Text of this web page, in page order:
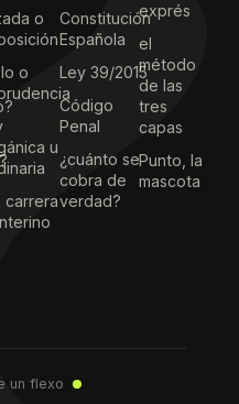
o
o
u
carrera
Constitución
Española
Ley 39/2015
Código
Penal
¿cuánto se
cobra de
verdad?
exprés
el
método
de las
tres
capas
Punto, la
mascota
un flexo